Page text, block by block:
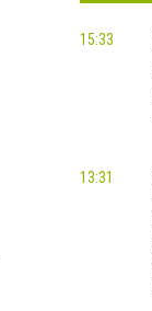
15:33
13:31